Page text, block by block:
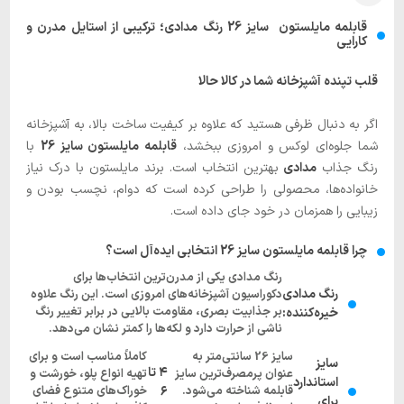
قابلمه مایلستون سایز 26 رنگ مدادی؛ ترکیبی از استایل مدرن و
کارایی
قلب تپنده آشپزخانه شما در کالا حالا
اگر به دنبال ظرفی هستید که علاوه بر کیفیت ساخت بالا، به آشپزخانه
شما جلوه‌ای لوکس و امروزی ببخشد،قابلمه مایلستون سایز 26
با
رنگ جذابمدادی بهترین انتخاب است. برند مایلستون با درک نیاز
خانواده‌ها، محصولی را طراحی کرده است که دوام، نچسب بودن و
زیبایی را همزمان در خود جای داده است.
چرا قابلمه مایلستون سایز 26 انتخابی ایده‌آل است؟
رنگ مدادی
خیره‌کننده:
رنگ مدادی یکی از مدرن‌ترین انتخاب‌ها برای
دکوراسیون آشپزخانه‌های امروزی است. این رنگ علاوه
بر جذابیت بصری، مقاومت بالایی در برابر تغییر رنگ
ناشی از حرارت دارد و لکه‌ها را کمتر نشان می‌دهد.
سایز
استاندارد
سایز 26 سانتی‌متر به
عنوان پرمصرف‌ترین سایز
قابلمه شناخته می‌شود.
۴ تا
۶
کاملاً مناسب است و برای
تهیه انواع پلو، خورشت و
خوراک‌های متنوع فضای